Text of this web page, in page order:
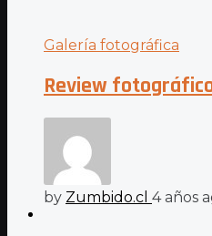
Galería fotográfica
Review
by Zumbido.cl 4 años